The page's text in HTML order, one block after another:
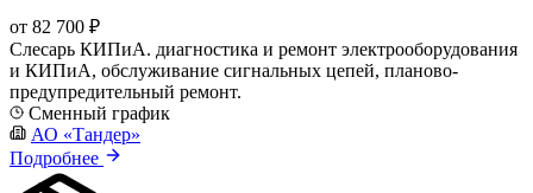
от 82 700 ₽
Слесарь КИПиА. диагностика и ремонт электрооборудования
и КИПиА, обслуживание сигнальных цепей, планово-
предупредительный ремонт.
Сменный график
АО «Тандер»
Подробнее